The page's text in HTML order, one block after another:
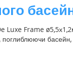
Luxe Frame
поглиблюючи